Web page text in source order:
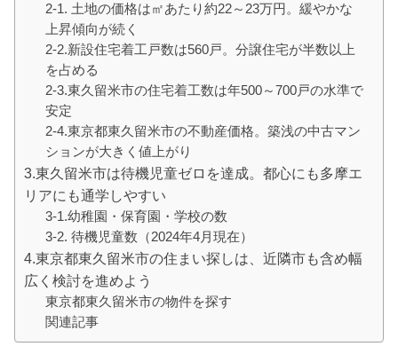
2-1. 土地の価格は㎡あたり約22～23万円。緩やかな
上昇傾向が続く
2-2.新設住宅着工戸数は560戸。分譲住宅が半数以上
を占める
2-3.東久留米市の住宅着工数は年500～700戸の水準で
安定
2-4.東京都東久留米市の不動産価格。築浅の中古マン
ションが大きく値上がり
3.東久留米市は待機児童ゼロを達成。都心にも多摩エ
リアにも通学しやすい
3-1.幼稚園・保育園・学校の数
3-2. 待機児童数（2024年4月現在）
4.東京都東久留米市の住まい探しは、近隣市も含め幅
広く検討を進めよう
東京都東久留米市の物件を探す
関連記事